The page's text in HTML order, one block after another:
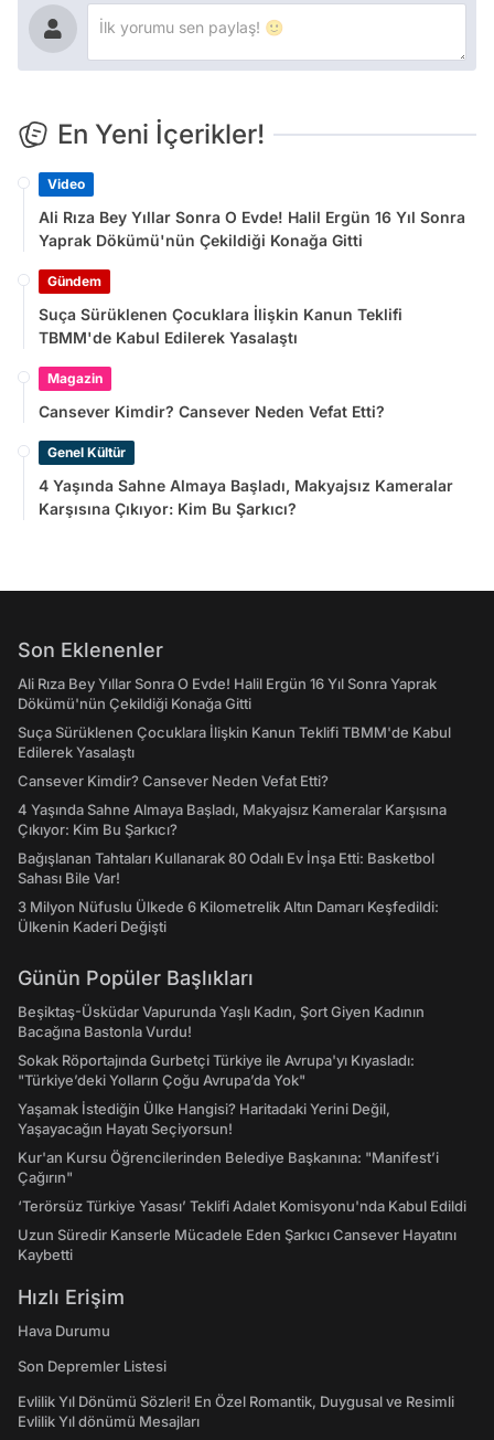
En Yeni İçerikler!
Video
Ali Rıza Bey Yıllar Sonra O Evde! Halil Ergün 16 Yıl Sonra
Yaprak Dökümü'nün Çekildiği Konağa Gitti
Gündem
Suça Sürüklenen Çocuklara İlişkin Kanun Teklifi
TBMM'de Kabul Edilerek Yasalaştı
Magazin
Cansever Kimdir? Cansever Neden Vefat Etti?
Genel Kültür
4 Yaşında Sahne Almaya Başladı, Makyajsız Kameralar
Karşısına Çıkıyor: Kim Bu Şarkıcı?
Son Eklenenler
Ali Rıza Bey Yıllar Sonra O Evde! Halil Ergün 16 Yıl Sonra Yaprak
Dökümü'nün Çekildiği Konağa Gitti
Suça Sürüklenen Çocuklara İlişkin Kanun Teklifi TBMM'de Kabul
Edilerek Yasalaştı
Cansever Kimdir? Cansever Neden Vefat Etti?
4 Yaşında Sahne Almaya Başladı, Makyajsız Kameralar Karşısına
Çıkıyor: Kim Bu Şarkıcı?
Bağışlanan Tahtaları Kullanarak 80 Odalı Ev İnşa Etti: Basketbol
Sahası Bile Var!
3 Milyon Nüfuslu Ülkede 6 Kilometrelik Altın Damarı Keşfedildi:
Ülkenin Kaderi Değişti
Günün Popüler Başlıkları
Beşiktaş-Üsküdar Vapurunda Yaşlı Kadın, Şort Giyen Kadının
Bacağına Bastonla Vurdu!
Sokak Röportajında Gurbetçi Türkiye ile Avrupa'yı Kıyasladı:
"Türkiye’deki Yolların Çoğu Avrupa’da Yok"
Yaşamak İstediğin Ülke Hangisi? Haritadaki Yerini Değil,
Yaşayacağın Hayatı Seçiyorsun!
Kur'an Kursu Öğrencilerinden Belediye Başkanına: "Manifest’i
Çağırın"
‘Terörsüz Türkiye Yasası’ Teklifi Adalet Komisyonu'nda Kabul Edildi
Uzun Süredir Kanserle Mücadele Eden Şarkıcı Cansever Hayatını
Kaybetti
Hızlı Erişim
Hava Durumu
Son Depremler Listesi
Evlilik Yıl Dönümü Sözleri! En Özel Romantik, Duygusal ve Resimli
Evlilik Yıl dönümü Mesajları